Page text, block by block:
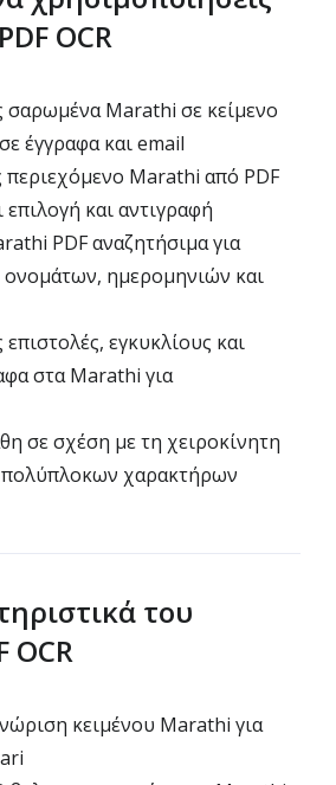
OCR
σαρωμένα Marathi σε κείμενο
έγγραφα και email
περιεχόμενο Marathi από PDF
επιλογή και αντιγραφή
PDF αναζητήσιμα για
ημερομηνιών και
εγκυκλίους και
στα Marathi για
σε σχέση με τη χειροκίνητη
χαρακτήρων
του
OCR
κειμένου Marathi για